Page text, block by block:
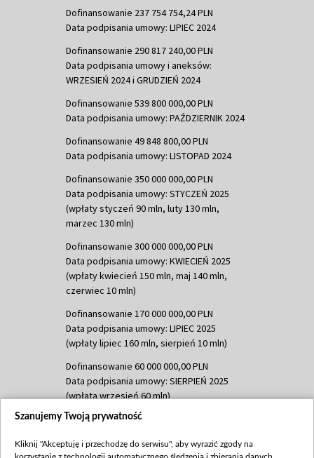
Dofinansowanie 237 754 754,24 PLN
Data podpisania umowy: LIPIEC 2024
Dofinansowanie 290 817 240,00 PLN
Data podpisania umowy i aneksów:
WRZESIEŃ 2024 i GRUDZIEŃ 2024
Dofinansowanie 539 800 000,00 PLN
Data podpisania umowy: PAŹDZIERNIK 2024
Dofinansowanie 49 848 800,00 PLN
Data podpisania umowy: LISTOPAD 2024
Dofinansowanie 350 000 000,00 PLN
Data podpisania umowy: STYCZEŃ 2025
(wpłaty styczeń 90 mln, luty 130 mln,
marzec 130 mln)
Dofinansowanie 300 000 000,00 PLN
Data podpisania umowy: KWIECIEŃ 2025
(wpłaty kwiecień 150 mln, maj 140 mln,
czerwiec 10 mln)
Dofinansowanie 170 000 000,00 PLN
Data podpisania umowy: LIPIEC 2025
(wpłaty lipiec 160 mln, sierpień 10 mln)
Dofinansowanie 60 000 000,00 PLN
Data podpisania umowy: SIERPIEŃ 2025
(wpłata wrzesień 60 mln)
Dofinansowanie 635 783 051,21 PLN
(wpłata wrzesień 100 mln, październik 350
Szanujemy Twoją prywatność
Kliknij "Akceptuję i przechodzę do serwisu", aby wyrazić zgody na